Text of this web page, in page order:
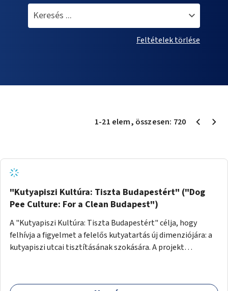
Feltételek törlése
1-21 elem, összesen: 720
"Kutyapiszi Kultúra: Tiszta Budapestért" ("Dog
Pee Culture: For a Clean Budapest")
A "Kutyapiszi Kultúra: Tiszta Budapestért" célja, hogy
felhívja a figyelmet a felelős kutyatartás új dimenziójára: a
kutyapiszi utcai tisztításának szokására. A projekt
palack vízzel öblítsék le azt, ezzel hozzájárulva a tiszta,